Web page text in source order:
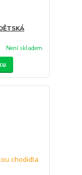
Není skladem